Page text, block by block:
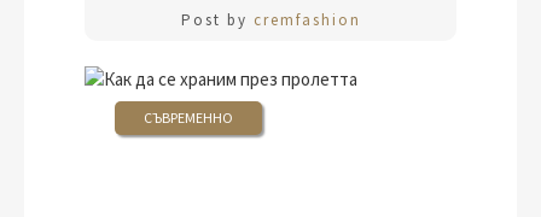
Post by cremfashion
СЪВРЕМЕННО